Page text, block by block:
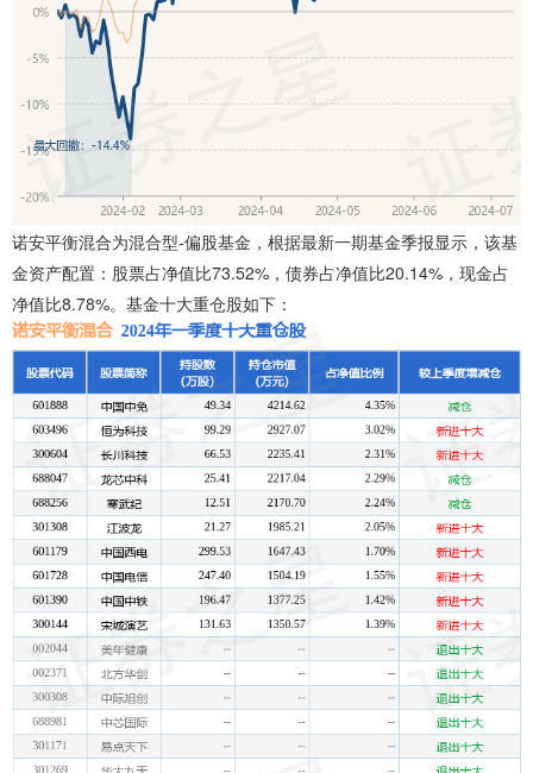
诺安平衡混合为混合型-偏股基金，根据最新一期基金季报显示，该基
金资产配置：股票占净值比73.52%，债券占净值比20.14%，现金占
净值比8.78%。基金十大重仓股如下：